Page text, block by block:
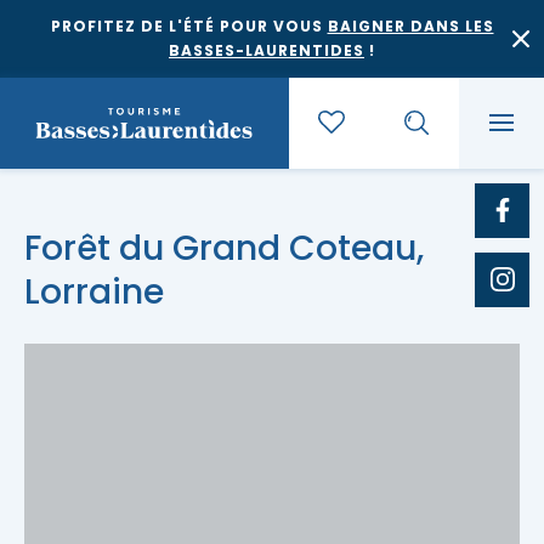
PROFITEZ DE L'ÉTÉ POUR VOUS BAIGNER DANS LES
BASSES-LAURENTIDES !
Quoi faire
Forêt du Grand Coteau,
Lorraine